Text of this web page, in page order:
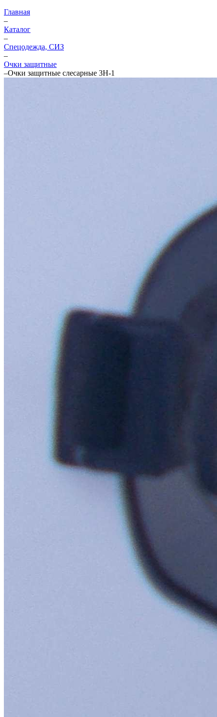
Главная
–
Каталог
–
Спецодежда, СИЗ
–
Очки защитные
–Очки защитные слесарные 3Н-1